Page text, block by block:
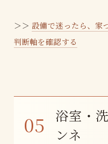
＞＞ 設備で迷ったら、家
判断軸を確認する
浴室・
ンネ